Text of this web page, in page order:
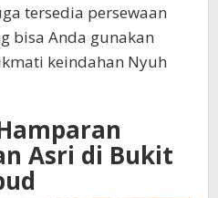
tersedia persewaan
bisa Anda gunakan
keindahan Nyuh
Asri di Bukit